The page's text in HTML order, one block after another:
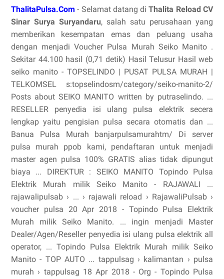
ThalitaPulsa.Com - Selamat datang diThalita Reload CV
Sinar Surya Suryandaru, salah satu perusahaan yang
memberikan kesempatan emas dan peluang usaha
dengan menjadi Voucher Pulsa Murah Seiko Manito .
Sekitar 44.100 hasil (0,71 detik) Hasil Telusur Hasil web
seiko manito - TOPSELINDO | PUSAT PULSA MURAH |
TELKOMSEL s:topselindosm/category/seiko-manito-2/
Posts about SEIKO MANITO written by putraselindo. ...
RESELLER penyedia isi ulang pulsa elektrik secera
lengkap yaitu pengisian pulsa secara otomatis dan ...
Banua Pulsa Murah banjarpulsamurahtm/ Di server
pulsa murah ppob kami, pendaftaran untuk menjadi
master agen pulsa 100% GRATIS alias tidak dipungut
biaya ... DIREKTUR : SEIKO MANITO Topindo Pulsa
Elektrik Murah milik Seiko Manito - RAJAWALI ...
rajawalipulsab › ... › rajawali reload › RajawaliPulsab ›
voucher pulsa 20 Apr 2018 - Topindo Pulsa Elektrik
Murah milik Seiko Manito. ... ingin menjadi Master
Dealer/Agen/Reseller penyedia isi ulang pulsa elektrik all
operator, ... Topindo Pulsa Elektrik Murah milik Seiko
Manito - TOP AUTO ... tappulsag › kalimantan › pulsa
murah › tappulsag 18 Apr 2018 - Org - Topindo Pulsa